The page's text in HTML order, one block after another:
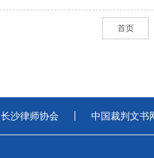
首页
长沙律师协会 中国裁判文书